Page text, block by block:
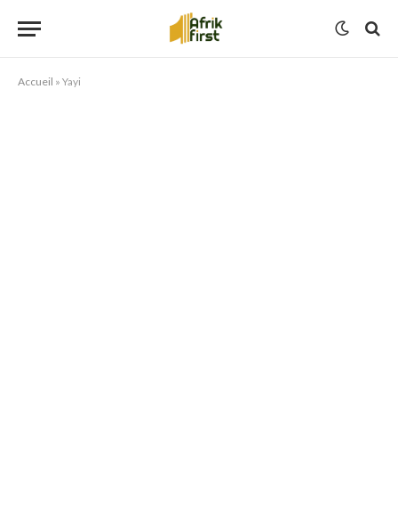
Accueil » Yayi